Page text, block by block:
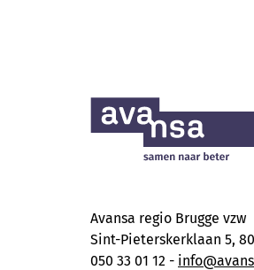
Avansa regio Brugge vzw
Sint-Pieterskerklaan 5,
050 33 01 12 -